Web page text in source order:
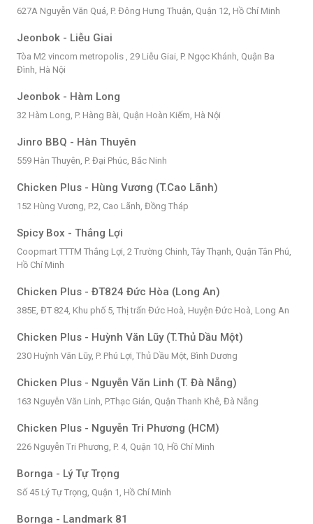
627A Nguyễn Văn Quá, P. Đông Hưng Thuận, Quận 12, Hồ Chí Minh
Jeonbok - Liễu Giai
Tòa M2 vincom metropolis , 29 Liễu Giai, P. Ngọc Khánh, Quận Ba
Đình, Hà Nội
Jeonbok - Hàm Long
32 Hàm Long, P. Hàng Bài, Quận Hoàn Kiếm, Hà Nội
Jinro BBQ - Hàn Thuyên
559 Hàn Thuyên, P. Đại Phúc, Bắc Ninh
Chicken Plus - Hùng Vương (T.Cao Lãnh)
152 Hùng Vương, P.2, Cao Lãnh, Đồng Tháp
Spicy Box - Thắng Lợi
Coopmart TTTM Thắng Lợi, 2 Trường Chinh, Tây Thạnh, Quận Tân Phú,
Hồ Chí Minh
Chicken Plus - ĐT824 Đức Hòa (Long An)
385E, ĐT 824, Khu phố 5, Thị trấn Đức Hoà, Huyện Đức Hoà, Long An
Chicken Plus - Huỳnh Văn Lũy (T.Thủ Dầu Một)
230 Huỳnh Văn Lũy, P. Phú Lợi, Thủ Dầu Một, Bình Dương
Chicken Plus - Nguyễn Văn Linh (T. Đà Nẵng)
163 Nguyễn Văn Linh, P.Thạc Gián, Quận Thanh Khê, Đà Nẵng
Chicken Plus - Nguyễn Tri Phương (HCM)
226 Nguyễn Tri Phương, P. 4, Quận 10, Hồ Chí Minh
Bornga - Lý Tự Trọng
Số 45 Lý Tự Trọng, Quận 1, Hồ Chí Minh
Bornga - Landmark 81